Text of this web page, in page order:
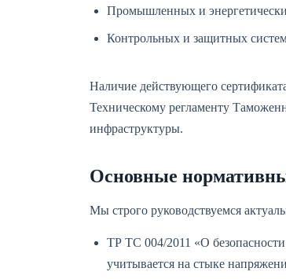
Промышленных и
Контрольных и защитных
Наличие действующего
Техническому регламенту
инфраструктуры.
Основные
Мы строго руководствуемся
ТР ТС 004/2011 «О
учитывается на стыке